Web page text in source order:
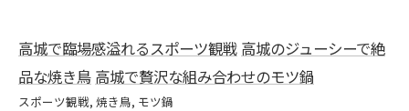
高城で臨場感溢れるスポーツ観戦 高城のジューシーで絶
品な焼き鳥 高城で贅沢な組み合わせのモツ鍋
スポーツ観戦 焼き鳥 モツ鍋